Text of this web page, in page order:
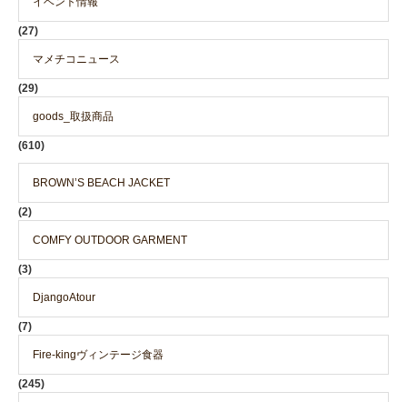
(27)
マメチコニュース
(29)
goods_取扱商品
(610)
BROWN’S BEACH JACKET
(2)
COMFY OUTDOOR GARMENT
(3)
DjangoAtour
(7)
Fire-kingヴィンテージ食器
(245)